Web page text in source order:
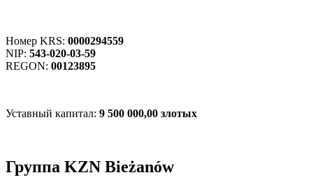
Номер KRS: 0000294559
NIP: 543-020-03-59
REGON: 00123895
Уставный капитал: 9 500 000,00 злотых
Группа KZN Bieżanów